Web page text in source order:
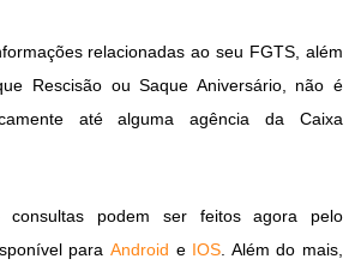
relacionadas ao seu FGTS, além
Rescisão ou Saque Aniversário, não é
até alguma agência da Caixa
consultas podem ser feitos agora pelo
para Android e IOS . Além do mais,